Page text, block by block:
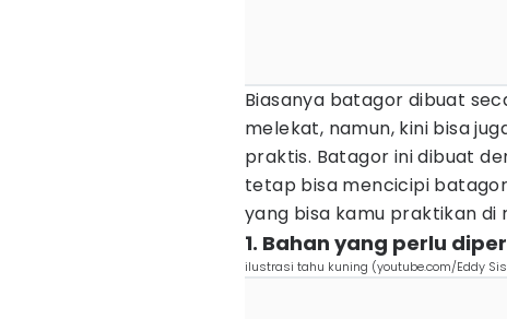
Biasanya batagor dibuat
melekat, namun, kini bisa
praktis. Batagor ini dibuat
tetap bisa mencicipi
yang bisa kamu praktikan di
1. Bahan yang perlu
ilustrasi tahu kuning (youtube.com/Eddy